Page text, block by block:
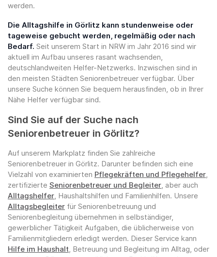
werden.
Die Alltagshilfe in Görlitz kann stundenweise oder
tageweise gebucht werden, regelmäßig oder nach
Bedarf. Seit unserem Start in NRW im Jahr 2016 sind wir
aktuell im Aufbau unseres rasant wachsenden,
deutschlandweiten Helfer-Netzwerks. Inzwischen sind in
den meisten Städten Seniorenbetreuer verfügbar. Über
unsere Suche können Sie bequem herausfinden, ob in Ihrer
Nähe Helfer verfügbar sind.
Sind Sie auf der Suche nach
Seniorenbetreuer in Görlitz?
Auf unserem Markplatz finden Sie zahlreiche
Seniorenbetreuer in Görlitz. Darunter befinden sich eine
Vielzahl von examinierten Pflegekräften und Pflegehelfer,
zertifizierte Seniorenbetreuer und Begleiter, aber auch
Alltagshelfer, Haushaltshilfen und Familienhilfen. Unsere
Alltagsbegleiter für Seniorenbetreuung und
Seniorenbegleitung übernehmen in selbständiger,
gewerblicher Tätigkeit Aufgaben, die üblicherweise von
Familienmitgliedern erledigt werden. Dieser Service kann
Hilfe im Haushalt, Betreuung und Begleitung im Alltag, oder